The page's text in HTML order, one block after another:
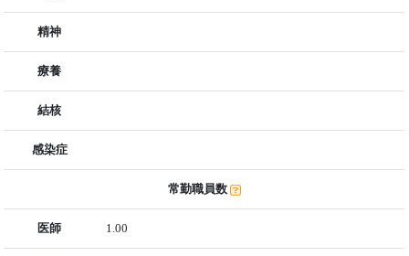
精神
療養
結核
感染症
常勤職員数
医師 1.00